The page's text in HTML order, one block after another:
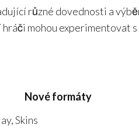
různé dovednosti a
mohou experimentovat s
Nové formáty
Skins